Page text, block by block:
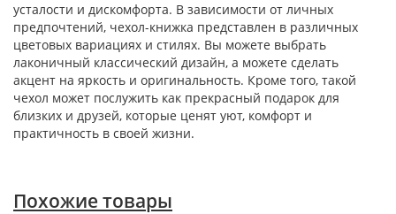
усталости и дискомфорта. В зависимости от личных
предпочтений, чехол-книжка представлен в различных
цветовых вариациях и стилях. Вы можете выбрать
лаконичный классический дизайн, а можете сделать
акцент на яркость и оригинальность. Кроме того, такой
чехол может послужить как прекрасный подарок для
близких и друзей, которые ценят уют, комфорт и
практичность в своей жизни.
Похожие товары